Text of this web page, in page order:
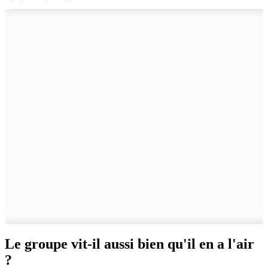
Le groupe vit-il aussi bien qu'il en a l'air
?